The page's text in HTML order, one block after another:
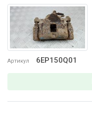
Артикул 6EP150Q01